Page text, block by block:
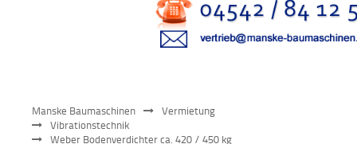
Kommunaltechnik
Manske Baumaschinen
Vermietung
Vibrationstechnik
Weber Bodenverdichter ca. 420 / 450 kg